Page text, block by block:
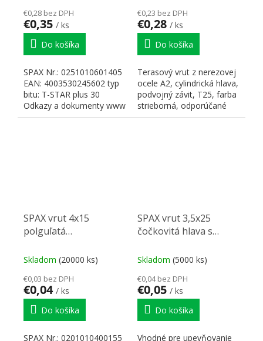
€0,28 bez DPH
€0,35 / ks
Do košíka
SPAX Nr.: 0251010601405
EAN: 4003530245602 typ
bitu: T-STAR plus 30
Odkazy a dokumenty www
SPAX
€0,23 bez DPH
€0,28 / ks
Do košíka
Terasový vrut z nerezovej
ocele A2, cylindrická hlava,
podvojný závit, T25, farba
strieborná, odporúčané
pre tvrdé...
SPAX vrut 4x15
polguľatá
Skladom (20000 ks)
€0,03 bez DPH
€0,04 / ks
Do košíka
SPAX Nr.: 0201010400155
SPAX vrut 3,5x25
čočkovitá hlava s
Skladom (5000 ks)
€0,04 bez DPH
€0,05 / ks
Do košíka
Vhodné pre upevňovanie